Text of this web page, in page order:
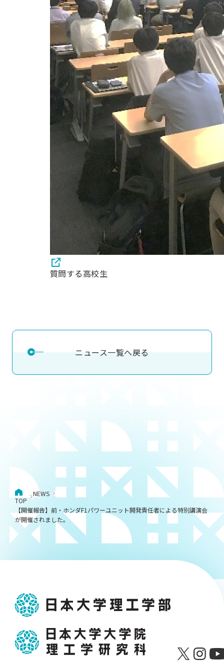
質問する高校生
ニュース一覧へ戻る
TOP
NEWS
【開催報告】前・ホンダF1パワーユニット開発責任者による特別講演会
が開催されました。